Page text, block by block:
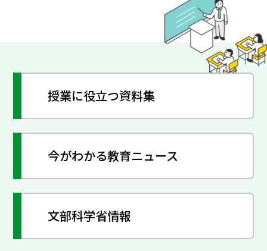
授業に役立つ資料集
今がわかる教育ニュース
文部科学省情報